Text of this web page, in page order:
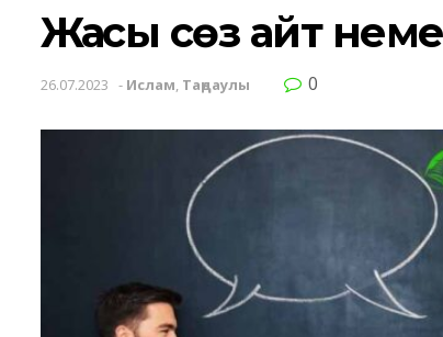
Жақсы сөз айт
26.07.2023 - Ислам, Таңдаулы 0